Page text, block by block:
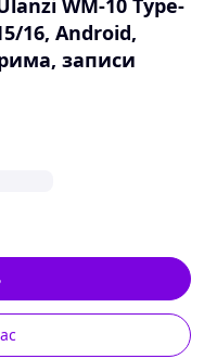
WM-10 Type-
16, Android,
записи